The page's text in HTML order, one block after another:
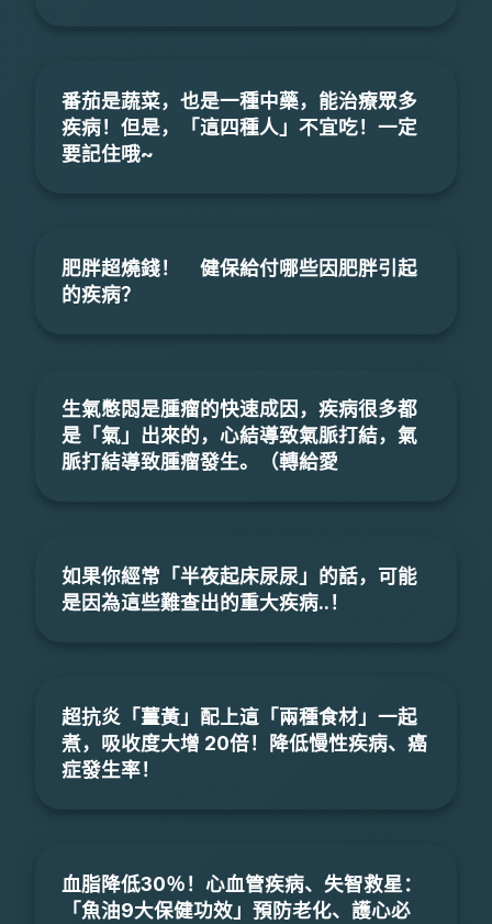
番茄是蔬菜，也是一種中藥，能治療眾多
疾病！但是，「這四種人」不宜吃！一定
要記住哦~
肥胖超燒錢！ 健保給付哪些因肥胖引起
的疾病？
生氣憋悶是腫瘤的快速成因，疾病很多都
是「氣」出來的，心結導致氣脈打結，氣
脈打結導致腫瘤發生。（轉給愛
如果你經常「半夜起床尿尿」的話，可能
是因為這些難查出的重大疾病..！
超抗炎「薑黃」配上這「兩種食材」一起
煮，吸收度大增 20倍！降低慢性疾病、癌
症發生率！
血脂降低30％！心血管疾病、失智救星：
「魚油9大保健功效」預防老化、護心必